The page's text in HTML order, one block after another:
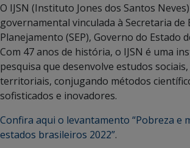
O IJSN (Instituto Jones dos Santos
governamental vinculada à Secretaria de
Planejamento (SEP), Governo do Estado
Com 47 anos de história, o IJSN é uma
pesquisa que desenvolve estudos
territoriais, conjugando métodos
sofisticados e inovadores.
Confira aqui o levantamento “Pobreza e
estados brasileiros 2022”.